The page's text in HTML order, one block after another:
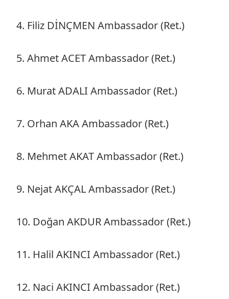
4. Filiz DİNÇMEN Ambassador (Ret.)
5. Ahmet ACET Ambassador (Ret.)
6. Murat ADALI Ambassador (Ret.)
7. Orhan AKA Ambassador (Ret.)
8. Mehmet AKAT Ambassador (Ret.)
9. Nejat AKÇAL Ambassador (Ret.)
10. Doğan AKDUR Ambassador (Ret.)
11. Halil AKINCI Ambassador (Ret.)
12. Naci AKINCI Ambassador (Ret.)